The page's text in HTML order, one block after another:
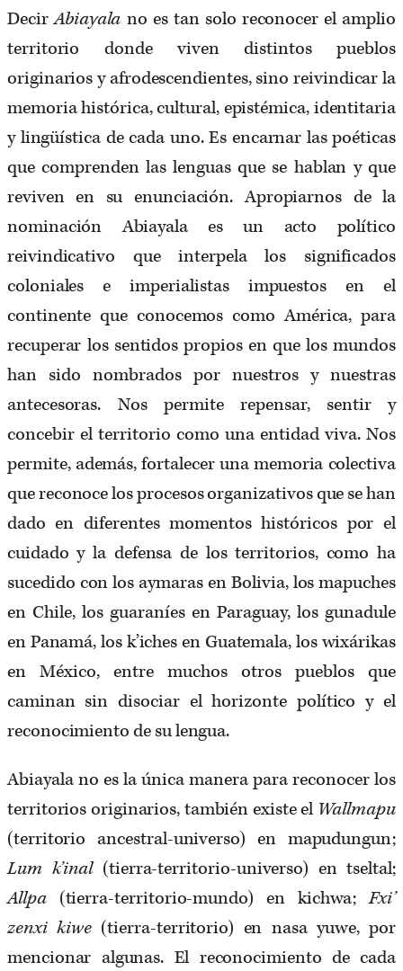
DecirAbiayala no es tan solo reconocer el amplio
territorio donde viven distintos pueblos
originarios y afrodescendientes, sino reivindicar la
memoria histórica, cultural, epistémica, identitaria
y lingüística de cada uno. Es encarnar las poéticas
que comprenden las lenguas que se hablan y que
reviven en su enunciación. Apropiarnos de la
nominación Abiayala es un acto político
reivindicativo que interpela los significados
coloniales e imperialistas impuestos en el
continente que conocemos como América, para
recuperar los sentidos propios en que los mundos
han sido nombrados por nuestros y nuestras
antecesoras. Nos permite repensar, sentir y
concebir el territorio como una entidad viva. Nos
permite, además, fortalecer una memoria colectiva
que reconoce los procesos organizativos que se han
dado en diferentes momentos históricos por el
cuidado y la defensa de los territorios, como ha
sucedido con los aymaras en Bolivia, los mapuches
en Chile, los guaraníes en Paraguay, los gunadule
en Panamá, los k’iches en Guatemala, los wixárikas
en México, entre muchos otros pueblos que
caminan sin disociar el horizonte político y el
reconocimiento de su lengua.
Abiayala no es la única manera para reconocer los
territorios originarios, también existe el Wallmapu
(territorio ancestral-universo) en mapudungun;
Lum k’inal(tierra-territorio-universo) en tseltal;
Allpa(tierra-territorio-mundo) en kichwa; Fxi’
zenxi kiwe(tierra-territorio) en nasa yuwe, por
mencionar algunas. El reconocimiento de cada